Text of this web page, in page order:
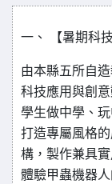
一、 【暑期科
由本縣五所自
科技應用與創
學生做中學、
打造專屬風格
構，製作兼具
體驗甲蟲機器